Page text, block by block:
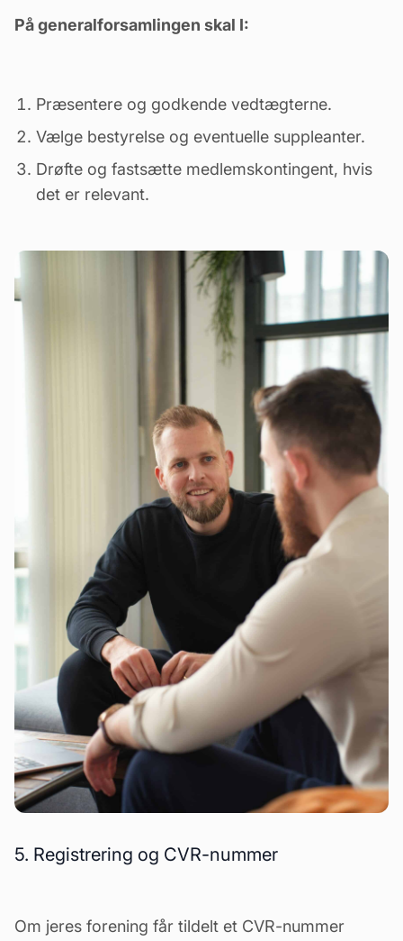
På generalforsamlingen skal I:
Præsentere og godkende vedtægterne.
Vælge bestyrelse og eventuelle suppleanter.
Drøfte og fastsætte medlemskontingent, hvis
det er relevant.
5. Registrering og CVR-nummer
Om jeres forening får tildelt et CVR-nummer